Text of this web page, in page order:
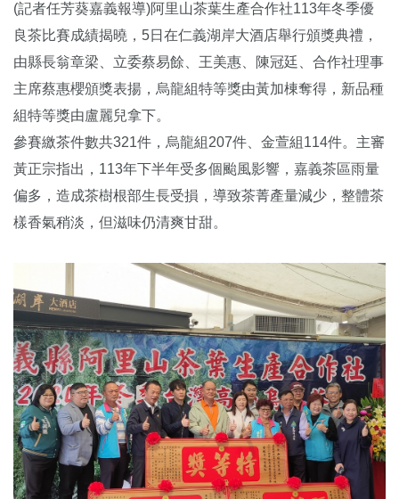
(記者任芳葵嘉義報導)阿里山茶葉生產合作社113年冬季優
良茶比賽成績揭曉，5日在仁義湖岸大酒店舉行頒獎典禮，
由縣長翁章梁、立委蔡易餘、王美惠、陳冠廷、合作社理事
主席蔡惠櫻頒獎表揚，烏龍組特等獎由黃加棟奪得，新品種
組特等獎由盧麗兒拿下。
參賽繳茶件數共321件，烏龍組207件、金萱組114件。主審
黃正宗指出，113年下半年受多個颱風影響，嘉義茶區雨量
偏多，造成茶樹根部生長受損，導致茶菁產量減少，整體茶
樣香氣稍淡，但滋味仍清爽甘甜。